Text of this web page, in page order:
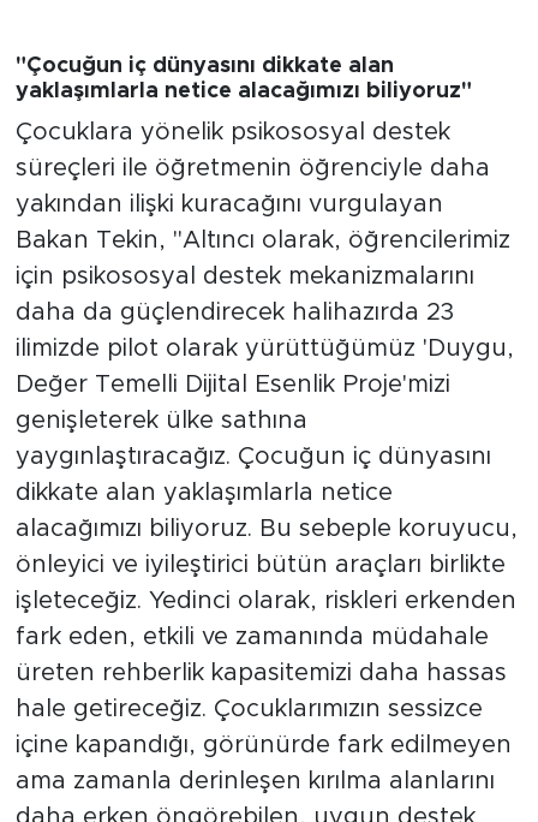
"Çocuğun iç dünyasını dikkate alan
yaklaşımlarla netice alacağımızı biliyoruz"
Çocuklara yönelik psikososyal destek
süreçleri ile öğretmenin öğrenciyle daha
yakından ilişki kuracağını vurgulayan
Bakan Tekin, "Altıncı olarak, öğrencilerimiz
için psikososyal destek mekanizmalarını
daha da güçlendirecek halihazırda 23
ilimizde pilot olarak yürüttüğümüz 'Duygu,
Değer Temelli Dijital Esenlik Proje'mizi
genişleterek ülke sathına
yaygınlaştıracağız. Çocuğun iç dünyasını
dikkate alan yaklaşımlarla netice
alacağımızı biliyoruz. Bu sebeple koruyucu,
önleyici ve iyileştirici bütün araçları birlikte
işleteceğiz. Yedinci olarak, riskleri erkenden
fark eden, etkili ve zamanında müdahale
üreten rehberlik kapasitemizi daha hassas
hale getireceğiz. Çocuklarımızın sessizce
içine kapandığı, görünürde fark edilmeyen
ama zamanla derinleşen kırılma alanlarını